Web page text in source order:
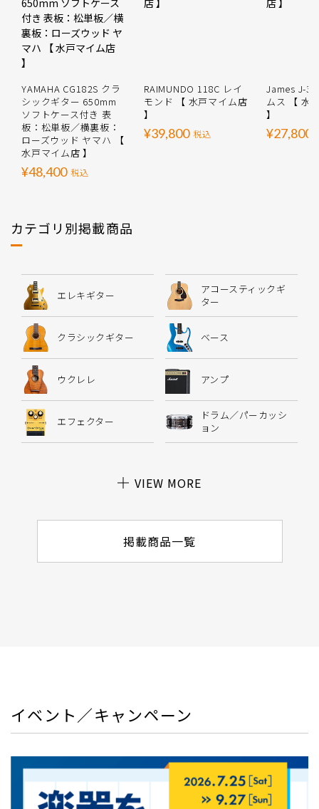
YAMAHA CG182S クラ
シックギター 650mm
ソフトケース付き 表
板：松単板／横裏板：
ローズウッド ヤマハ 【
水戸マイム店 】
¥48,400 税込
RAIMUNDO 118C レイ
モンド 【 水戸マイム店
】
¥39,800 税込
James J-
ムス 【 水
】
¥27,800
カテゴリ別掲載商品
エレキギター
アコースティックギ
ター
クラシックギター ベース
ウクレレ アンプ
エフェクター
ドラム／パーカッシ
ョン
VIEW MORE
掲載商品一覧
イベント／キャンペーン